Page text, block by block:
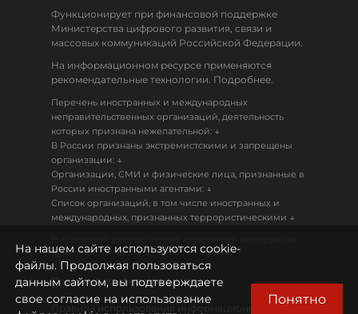
Функционирует при финансовой поддержке
Министерства цифрового развития, связи и
массовых коммуникаций Российской Федерации.
На информационном ресурсе применяются
рекомендательные технологии. Подробнее.
Перечень иностранных и международных
неправительственных организаций, деятельность
которых признана нежелательной: ↓
В России признаны экстремистскими и запрещены
организации: ↓
Организации, СМИ и физические лица, признанные в
России иностранными агентами: ↓
Список организаций, в том числе иностранных и
международных, признанных террористическими ↓
18+
Политика конфиденциальности
Правила использования информационных
На нашем сайте используются cookie-
файлы. Продолжая пользоваться
данным сайтом, вы подтверждаете
свое согласие на использование
Понятно